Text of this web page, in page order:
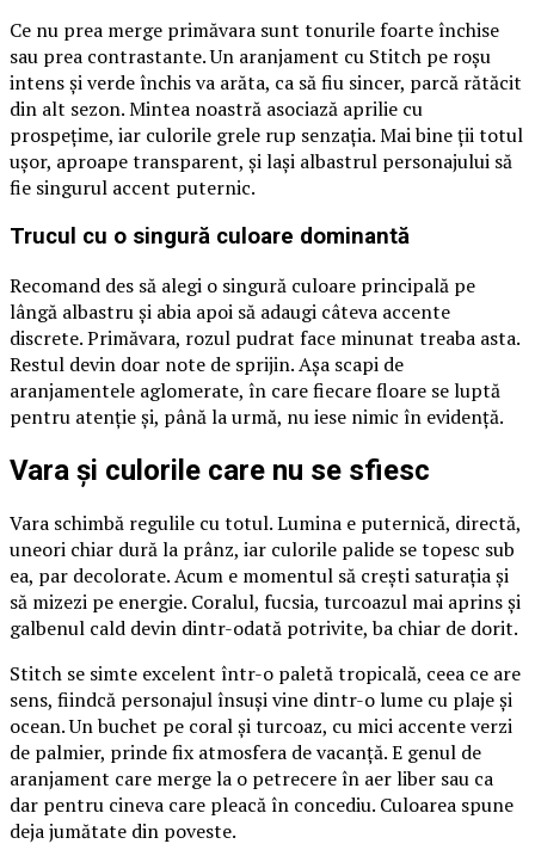
Ce nu prea merge primăvara sunt tonurile foarte închise
sau prea contrastante. Un aranjament cu Stitch pe roșu
intens și verde închis va arăta, ca să fiu sincer, parcă rătăcit
din alt sezon. Mintea noastră asociază aprilie cu
prospețime, iar culorile grele rup senzația. Mai bine ții totul
ușor, aproape transparent, și lași albastrul personajului să
fie singurul accent puternic.
Trucul cu o singură culoare dominantă
Recomand des să alegi o singură culoare principală pe
lângă albastru și abia apoi să adaugi câteva accente
discrete. Primăvara, rozul pudrat face minunat treaba asta.
Restul devin doar note de sprijin. Așa scapi de
aranjamentele aglomerate, în care fiecare floare se luptă
pentru atenție și, până la urmă, nu iese nimic în evidență.
Vara și culorile care nu se sfiesc
Vara schimbă regulile cu totul. Lumina e puternică, directă,
uneori chiar dură la prânz, iar culorile palide se topesc sub
ea, par decolorate. Acum e momentul să crești saturația și
să mizezi pe energie. Coralul, fucsia, turcoazul mai aprins și
galbenul cald devin dintr-odată potrivite, ba chiar de dorit.
Stitch se simte excelent într-o paletă tropicală, ceea ce are
sens, fiindcă personajul însuși vine dintr-o lume cu plaje și
ocean. Un buchet pe coral și turcoaz, cu mici accente verzi
de palmier, prinde fix atmosfera de vacanță. E genul de
aranjament care merge la o petrecere în aer liber sau ca
dar pentru cineva care pleacă în concediu. Culoarea spune
deja jumătate din poveste.